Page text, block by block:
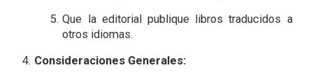
Que la editorial publique libros traducidos a
otros idiomas.
Consideraciones Generales: